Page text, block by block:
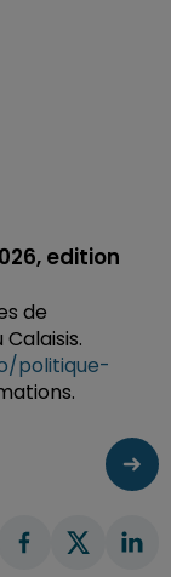
edition
de
politique-